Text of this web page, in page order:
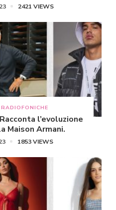
2421 VIEWS
l’evoluzione
Armani.
1853 VIEWS